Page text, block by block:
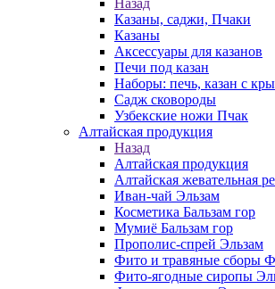
Назад
Казаны, саджи, Пчаки
Казаны
Аксессуары для казанов
Печи под казан
Наборы: печь, казан с
Садж сковороды
Узбекские ножи Пчак
Алтайская продукция
Назад
Алтайская продукция
Алтайская жевательная
Иван-чай Эльзам
Косметика Бальзам гор
Мумиё Бальзам гор
Прополис-спрей Эльзам
Фито и травяные сборы
Фито-ягодные сиропы